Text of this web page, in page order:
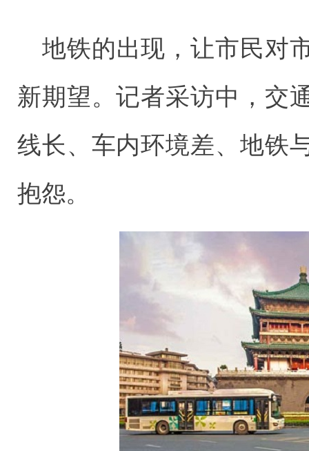
地铁的出现，让市民对
新期望。记者采访中，交
线长、车内环境差、地铁
抱怨。